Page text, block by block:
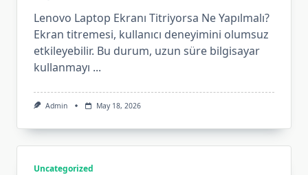
Lenovo Laptop Ekranı Titriyorsa Ne Yapılmalı?
Ekran titremesi, kullanıcı deneyimini olumsuz
etkileyebilir. Bu durum, uzun süre bilgisayar
kullanmayı ...
Admin May 18, 2026
Uncategorized